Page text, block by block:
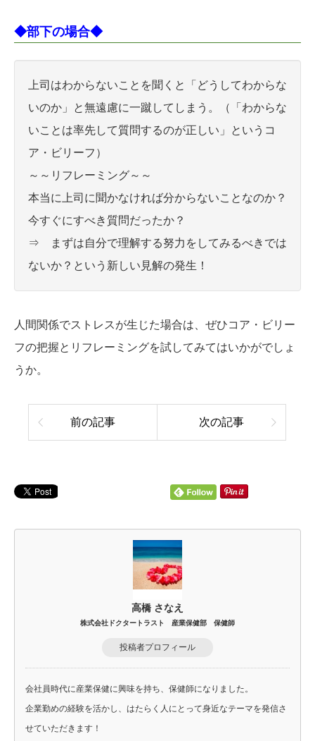
◆部下の場合◆
上司はわからないことを聞くと「どうしてわからな
いのか」と無遠慮に一蹴してしまう。（「わからな
いことは率先して質問するのが正しい」というコ
ア・ビリーフ）
～～リフレーミング～～
本当に上司に聞かなければ分からないことなのか？
今すぐにすべき質問だったか？
⇒ まずは自分で理解する努力をしてみるべきでは
ないか？という新しい見解の発生！
人間関係でストレスが生じた場合は、ぜひコア・ビリー
フの把握とリフレーミングを試してみてはいかがでしょ
うか。
前の記事 次の記事
高橋 さなえ
株式会社ドクタートラスト 産業保健部 保健師
投稿者プロフィール
会社員時代に産業保健に興味を持ち、保健師になりました。
企業勤めの経験を活かし、はたらく人にとって身近なテーマを発信さ
せていただきます！